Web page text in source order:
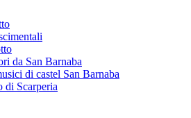
da San Barnaba
di castel San Barnaba
di Scarperia